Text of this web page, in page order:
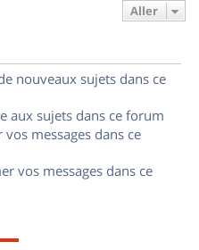
Aller
nouveaux sujets dans ce
aux sujets dans ce forum
messages dans ce
vos messages dans ce